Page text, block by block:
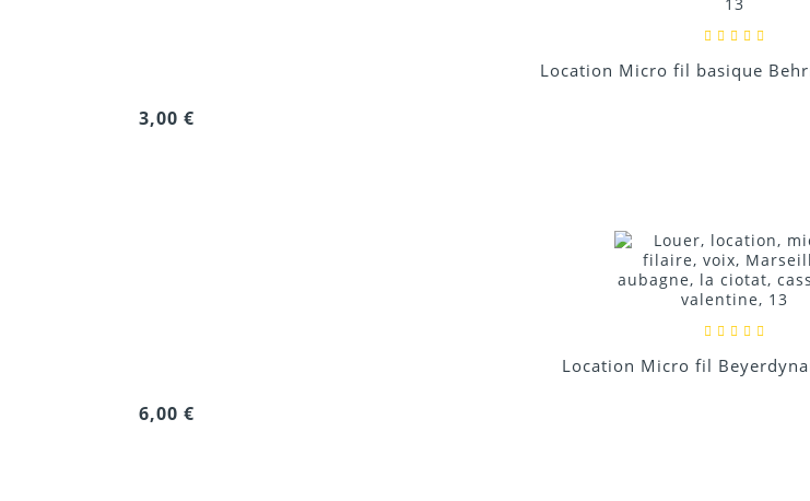
Location Micro fil basique
3,00 €
Location Micro fil
6,00 €